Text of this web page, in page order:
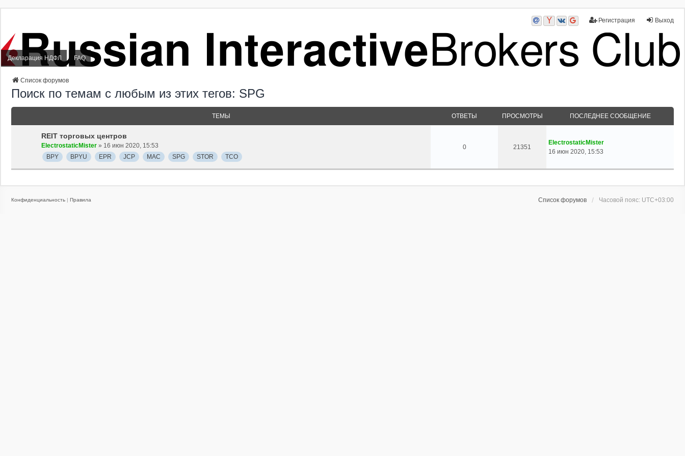
Выход
Регистрация
Декларация НДФЛ FAQ
Список форумов
Поиск по темам с любым из этих тегов: SPG
ТЕМЫ ОТВЕТЫ ПРОСМОТРЫ ПОСЛЕДНЕЕ СООБЩЕНИЕ
REIT торговых центров
ElectrostaticMister » 16 июн 2020, 15:53
BPY
BPYU EPR JCP MAC SPG STOR TCO
0 21351
ElectrostaticMister
16 июн 2020, 15:53
Список форумов Часовой пояс: UTC+03:00
Конфиденциальность | Правила